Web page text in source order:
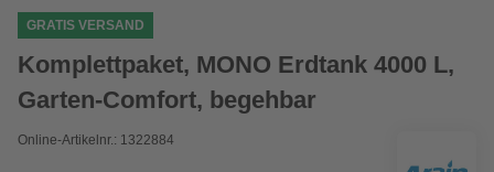
GRATIS VERSAND
Komplettpaket, MONO Erdtank 4000 L,
Garten-Comfort, begehbar
Online-Artikelnr.: 1322884